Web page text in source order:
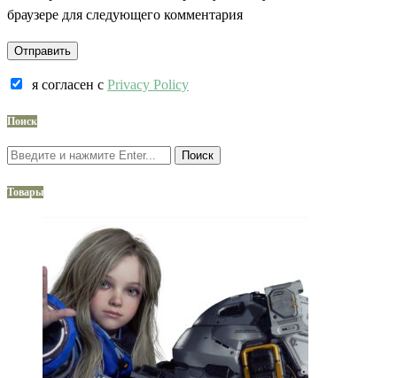
браузере для следующего комментария
я согласен c Privacy Policy
Поиск
Поиск
Товары